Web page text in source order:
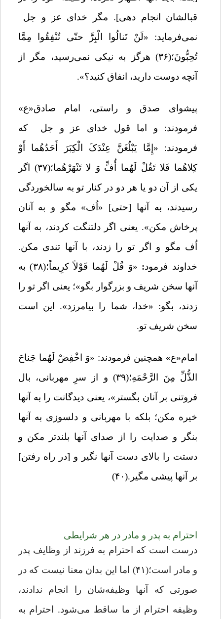
قبالشان انجام دهی]. مگر خدای عز و جل
نمی‌فرماید: «لَنْ تَنالُوا الْبِرَّ حتّی تُنْفِقُوا مِمَّا
تُحِبُّونَ؛
(۳۶) هرگز به نیکی نمی‌رسید، مگر از
آنچه دوست دارید، انفاق کنید؟».
پیشوای صدق و راستی، امام صادق«ع»
فرمودند: و اما قول خدای عز و جل
که
فرمودند: «إِمَّا یَبْلُغَنَّ عِنْدَکَ الْکِبَرَ أَحَدُهُما أَوْ
کِلاهُما فَلا تَقُلْ لَهُما أُفٍّ وَ لا تَنْهَرْهُما؛
(۳۷) اگر
یکى از آن دو یا هر دو در کنار تو به سالخوردگى
رسیدند، به آنها [حتى‏] «اُف» مگو و به آنان
پرخاش مکن». یعنی اگر دلتنگت کردند، به آنها
اُف مگو و اگر تو را زدند، با آنها تندی مکن.
خداوند فرمود:
«وَ قُلْ لَهُما قَوْلاً کرِیماً؛
(۳۸) به
آنها سخن شریف و بزرگوار بگو»؛ یعنی اگر تو را
زدند، بگو: «خدا، شما را بیامرزد». این است
سخن شریف تو.
امام«ع» همچنین فرمودند: «وَ اخْفِضْ لَهُما جَناحَ
الذُّلِّ مِنَ الرَّحْمَهِ؛
(۳۹) و از سرِ مهربانى، بال
فروتنى بر آنان بگستر»، یعنی دیدگانت را به آنها
خیره مکن؛ بلکه با مهربانی و دلسوزی به آنها
بنگر و صدایت را از صدای آنها بلندتر مکن و
دستت را بالای دست آنها نگیر و [در راه رفتن]
بر آنها پیشی مگیر.(۴۰)
احترام به پدر و مادر در هر شرایطی
درست است که احترام به فرزند از وظایف پدر
و مادر است؛(۴۱) اما این بدان معنا نیست که در
صورتی که آنها وظیفه‌شان را انجام ندادند،
وظیفه احترام از ما ساقط می‌شود. احترام به